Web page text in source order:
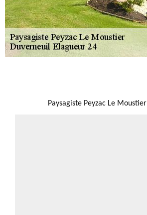
Paysagiste Peyzac Le Moustier